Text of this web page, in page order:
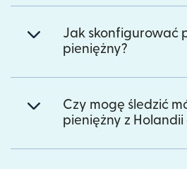
Jak skonfigurować
pieniężny?
Czy mogę śledzić
pieniężny z